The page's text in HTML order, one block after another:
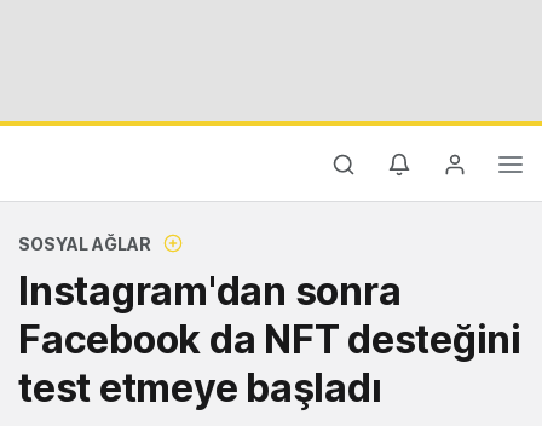
SOSYAL AĞLAR
Instagram'dan sonra
Facebook da NFT desteğini
test etmeye başladı